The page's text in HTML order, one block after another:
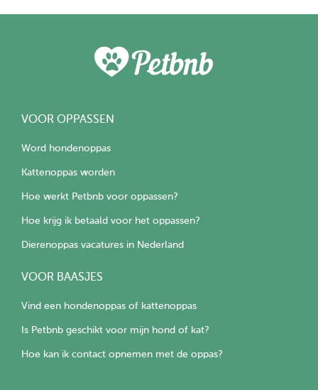
VOOR OPPASSEN
Word hondenoppas
Kattenoppas worden
Hoe werkt Petbnb voor oppassen?
Hoe krijg ik betaald voor het oppassen?
Dierenoppas vacatures in Nederland
VOOR BAASJES
Vind een hondenoppas of kattenoppas
Is Petbnb geschikt voor mijn hond of kat?
Hoe kan ik contact opnemen met de oppas?